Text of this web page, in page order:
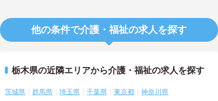
他の条件で介護・福祉の求人を探す
栃木県の近隣エリアから介護・福祉の求人を探す
茨城県 群馬県 埼玉県 千葉県 東京都 神奈川県